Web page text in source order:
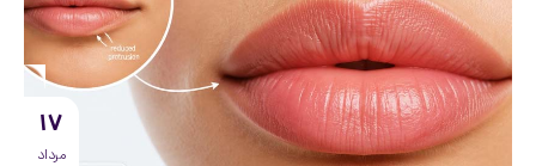
۱۷
مرداد